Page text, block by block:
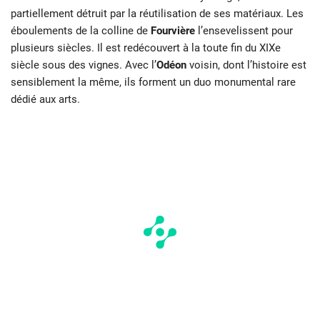
partiellement détruit par la réutilisation de ses matériaux. Les
éboulements de la colline de Fourvière l’ensevelissent pour
plusieurs siècles. Il est redécouvert à la toute fin du XIXe
siècle sous des vignes. Avec l’Odéon voisin, dont l’histoire est
sensiblement la même, ils forment un duo monumental rare
dédié aux arts.